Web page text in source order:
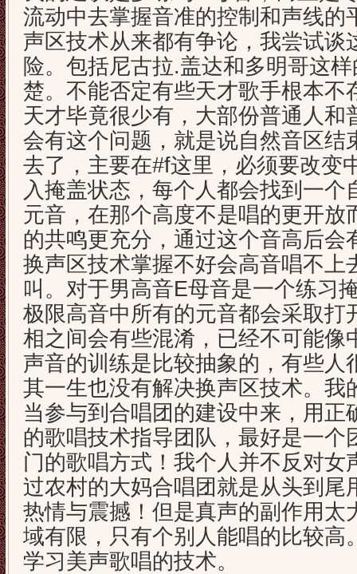
流动中去掌握音准的控制和声线的
声区技术从来都有争论，我尝试谈
险。包括尼古拉.盖达和多明哥这
楚。不能否定有些天才歌手根本不
天才毕竟很少有，大部份普通人和
会有这个问题，就是说自然音区结
去了，主要在#f这里，必须要改变
入掩盖状态，每个人都会找到一个
元音，在那个高度不是唱的更开放
的共鸣更充分，通过这个音高后会
换声区技术掌握不好会高音唱不上
叫。对于男高音E母音是一个练习
极限高音中所有的元音都会采取打
相之间会有些混淆，已经不可能像
声音的训练是比较抽象的，有些人
其一生也没有解决换声区技术。我
当参与到合唱团的建设中来，用正
的歌唱技术指导团队，最好是一个
门的歌唱方式！我个人并不反对女
过农村的大妈合唱团就是从头到尾
热情与震撼！但是真声的副作用太
域有限，只有个别人能唱的比较高
学习美声歌唱的技术。